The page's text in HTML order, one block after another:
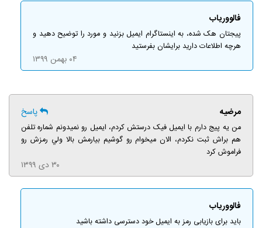
فالووریاب
پیجتان هک شده، به اینستاگرام ایمیل بزنید و مورد را توضیح دهید و
هرچه اطلاعات دارید برایشان بفرستید
۰۴ بهمن ۱۳۹۹
مرضیه پاسخ
من يه پيج دارم با ايميل فيک درستش کردم، ايميل رو نميدونم شماره تلفن
هم براش ثبت نکردم، الان ميخوام رو گوشيم بيارمش بالا ولي رمزش رو
فراموش کرد
۳۰ دی ۱۳۹۹
فالووریاب
باید برای بازیابی رمز به ایمیل خود دسترسی داشته باشید